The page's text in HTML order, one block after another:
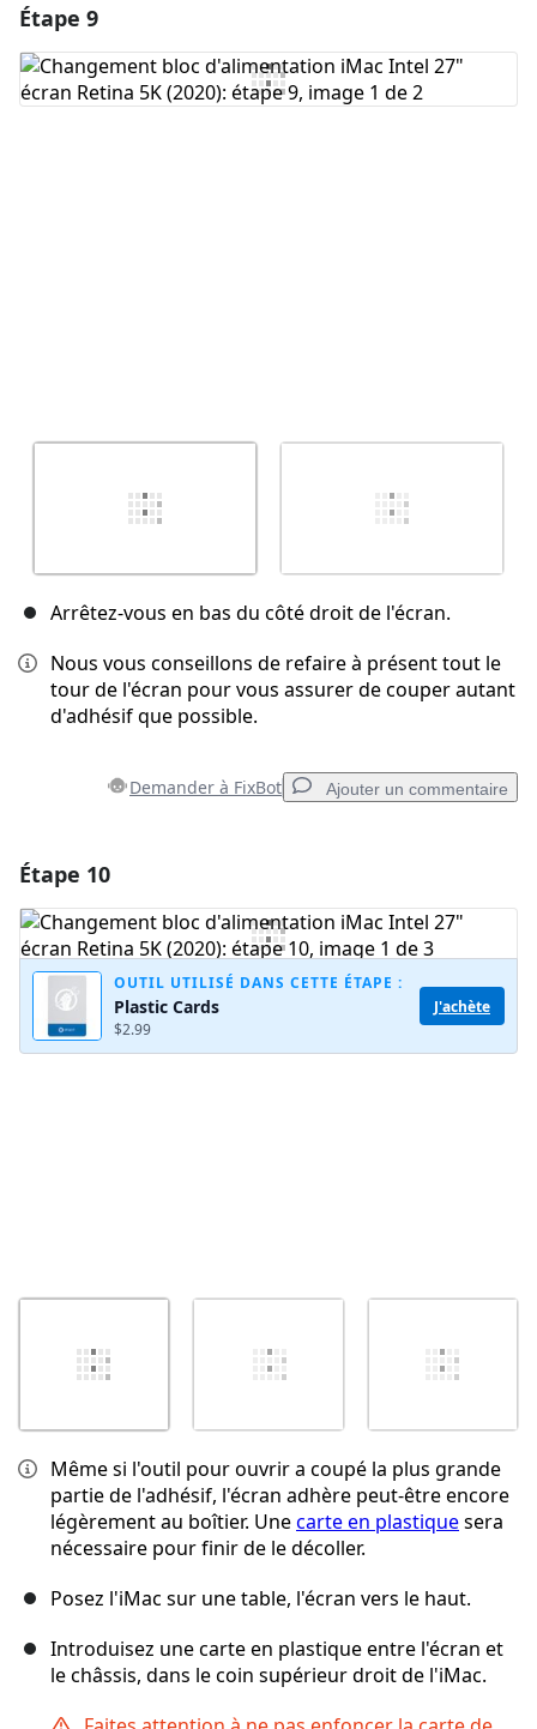
Ajouter un commentaire
Étape 9
Arrêtez-vous en bas du côté droit de l'écran.
Nous vous conseillons de refaire à présent tout le
tour de l'écran pour vous assurer de couper autant
d'adhésif que possible.
Demander à FixBot Ajouter un commentaire
Ajouter un commentaire
Étape 10
OUTIL UTILISÉ DANS CETTE ÉTAPE :
Plastic Cards
$2.99
J'achète
Même si l'outil pour ouvrir a coupé la plus grande
partie de l'adhésif, l'écran adhère peut-être encore
légèrement au boîtier. Unecarte en plastiquesera
nécessaire pour finir de le décoller.
Posez l'iMac sur une table, l'écran vers le haut.
Introduisez une carte en plastique entre l'écran et
le châssis, dans le coin supérieur droit de l'iMac.